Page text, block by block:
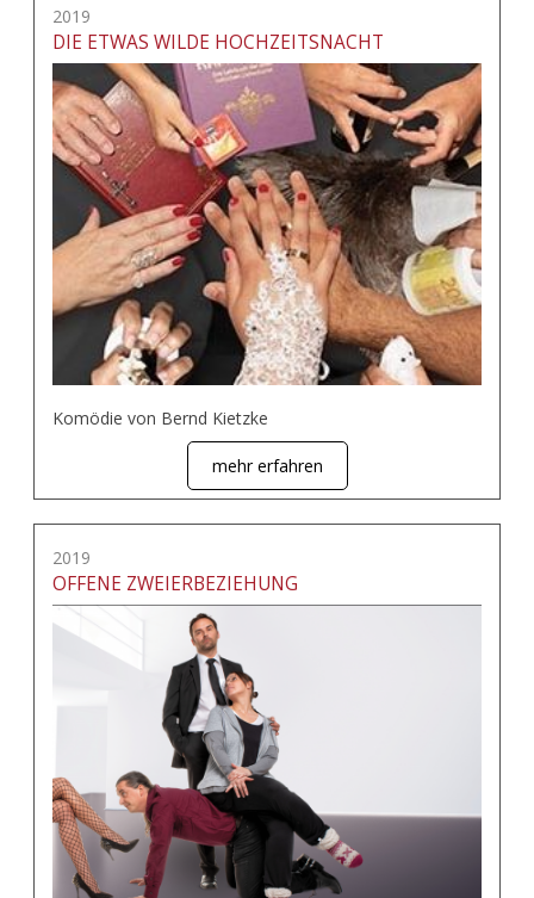
2019
DIE ETWAS WILDE HOCHZEITSNACHT
Komödie von Bernd Kietzke
mehr erfahren
2019
OFFENE ZWEIERBEZIEHUNG